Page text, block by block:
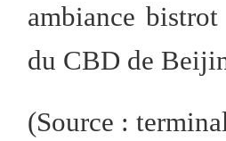
ambiance
du CBD de
(Source :